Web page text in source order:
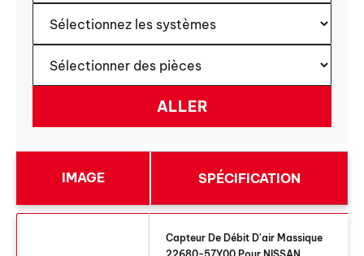
IMAGE SPÉCIFICATION
Capteur De Débit D'air Massique